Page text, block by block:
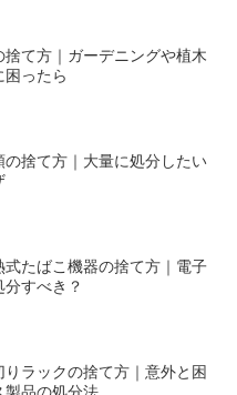
捨て方｜ガーデニングや植木
困ったら
の捨て方｜大量に処分したい
式たばこ機器の捨て方｜電子
すべき？
りラックの捨て方｜意外と困
製品の処分法